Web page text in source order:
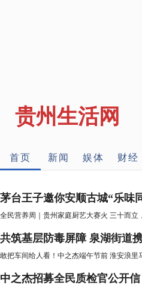
贵州生活网
首页 新闻 娱体 财经
茅台王子邀你安顺古城“乐味
全民营养周｜贵州家庭厨艺大赛火 三十而立
共筑基层防毒屏障 泉湖街道
敢把车间给人看！中之杰端午节前 淮安浪里
中之杰招募全民质检官公开